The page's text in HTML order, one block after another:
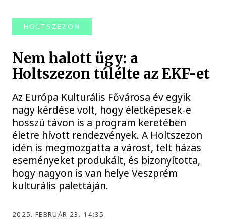
HOLTSZEZON
Nem halott ügy: a
Holtszezon túlélte az EKF-et
Az Európa Kulturális Fővárosa év egyik
nagy kérdése volt, hogy életképesek-e
hosszú távon is a program keretében
életre hívott rendezvények. A Holtszezon
idén is megmozgatta a várost, telt házas
eseményeket produkált, és bizonyította,
hogy nagyon is van helye Veszprém
kulturális palettáján.
2025. FEBRUÁR 23. 14:35